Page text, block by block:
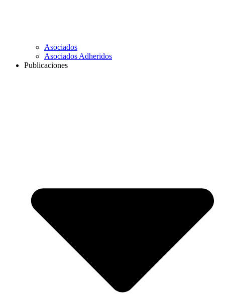
Asociados
Asociados Adheridos
Publicaciones